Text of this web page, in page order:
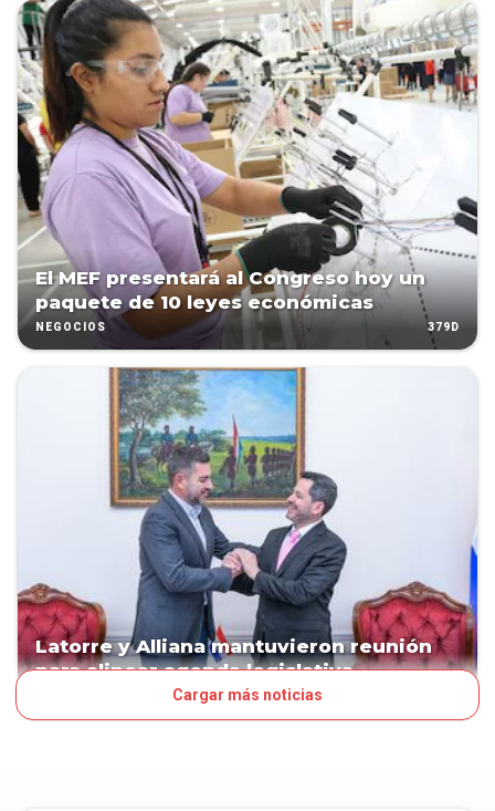
El MEF presentará al Congreso hoy un
paquete de 10 leyes económicas
NEGOCIOS 379D
Latorre y Alliana mantuvieron reunión
para alinear agenda legislativa
Cargar más noticias